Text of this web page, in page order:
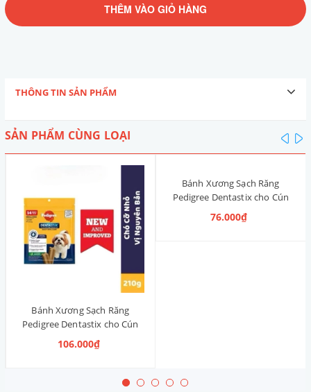
THÊM VÀO GIỎ HÀNG
THÔNG TIN SẢN PHẨM
SẢN PHẨM CÙNG LOẠI
Bánh Xương Sạch Răng
Pedigree Dentastix cho Cún
vừa 210g (14 Thanh, Vị Truyền
Thống)
106.000₫
Bánh Xương Sạch Răng
Pedigree Dentastix cho Cún
nhỏ 120g (14 Thanh, Vị Truyền
Thống)
76.000₫